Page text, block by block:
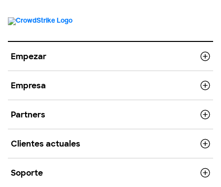
Empezar
Empresa
Partners
Clientes actuales
Soporte